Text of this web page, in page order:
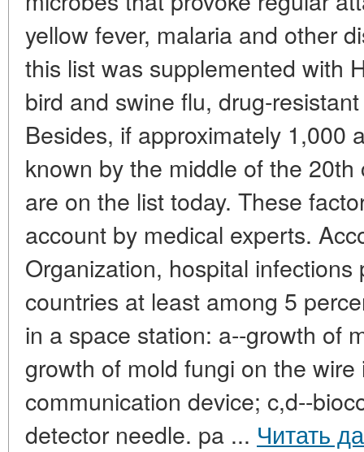
yellow fever, malaria and other
this list was supplemented with
bird and swine flu, drug-
Besides, if approximately 1,000
known by the middle of the
are on the list today. These
account by medical experts.
Organization, hospital
countries at least among 5
in a space station: a--growth of
growth of mold fungi on the
communication device; c,d--
detector needle. pa ... Читать